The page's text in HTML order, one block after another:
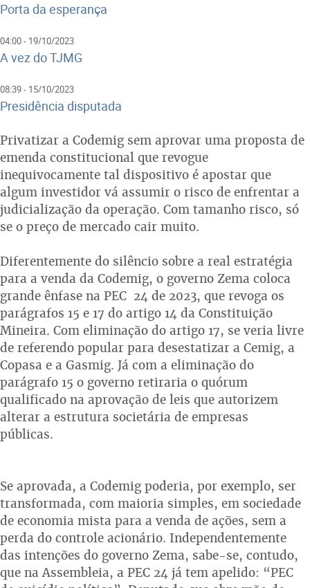
Porta da esperança
04:00 - 19/10/2023
A vez do TJMG
08:39 - 15/10/2023
Presidência disputada
Privatizar a Codemig sem aprovar uma proposta de
emenda constitucional que revogue
inequivocamente tal dispositivo é apostar que
algum investidor vá assumir o risco de enfrentar a
judicialização da operação. Com tamanho risco, só
se o preço de mercado cair muito.
Diferentemente do silêncio sobre a real estratégia
para a venda da Codemig, o governo Zema coloca
grande ênfase na PEC 24 de 2023, que revoga os
parágrafos 15 e 17 do artigo 14 da Constituição
Mineira. Com eliminação do artigo 17, se veria livre
de referendo popular para desestatizar a Cemig, a
Copasa e a Gasmig. Já com a eliminação do
parágrafo 15 o governo retiraria o quórum
qualificado na aprovação de leis que autorizem
alterar a estrutura societária de empresas
públicas.
Se aprovada, a Codemig poderia, por exemplo, ser
transformada, com maioria simples, em sociedade
de economia mista para a venda de ações, sem a
perda do controle acionário. Independentemente
das intenções do governo Zema, sabe-se, contudo,
que na Assembleia, a PEC 24 já tem apelido: “PEC